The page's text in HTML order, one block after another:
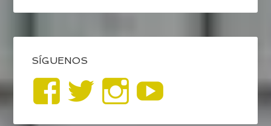
SÍGUENOS
VerVerVer